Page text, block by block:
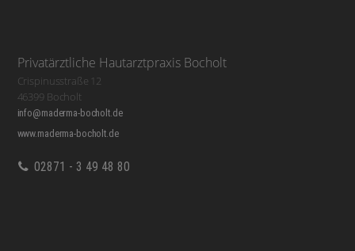
Privatärztliche Hautarztpraxis Bocholt
Crispinusstraße 12
46399 Bocholt
info@maderma-bocholt.de
www.maderma-bocholt.de
02871 - 3 49 48 80